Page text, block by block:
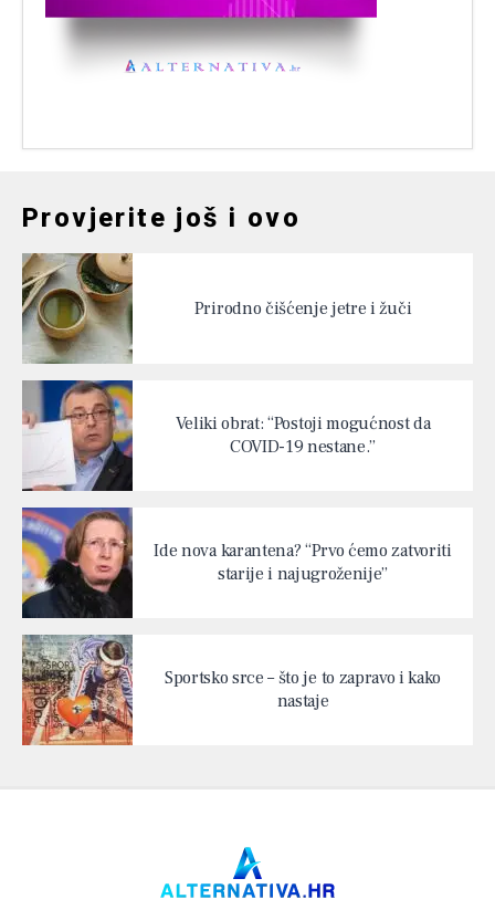
Provjerite još i ovo
Prirodno čišćenje jetre i žuči
Veliki obrat: “Postoji mogućnost da
COVID-19 nestane.”
Ide nova karantena? “Prvo ćemo zatvoriti
starije i najugroženije”
Sportsko srce – što je to zapravo i kako
nastaje